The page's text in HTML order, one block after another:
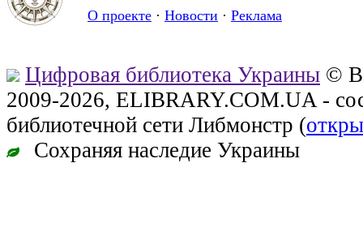
О проекте · Новости · Реклама
Цифровая библиотека Украины ©
2009-2026, ELIBRARY.COM.UA -
библиотечной сети Либмонстр (
Сохраняя наследие Украины